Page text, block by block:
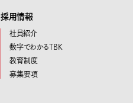
採用情報
社員紹介
数字でわかるTBK
教育制度
募集要項